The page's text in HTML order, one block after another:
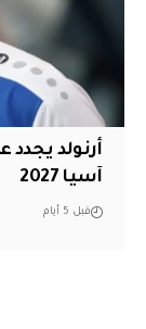
أرنولد
آسيا 2027
قبل 5 أيام